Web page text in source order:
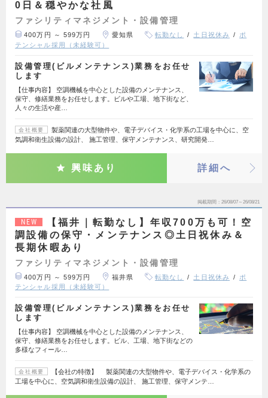
0日＆穏やかな社風
ファシリティマネジメント・設備管理
400万円 ～ 599万円 愛知県 転勤なし 土日祝休み
ポ
テンシャル採用（未経験可）
設備管理(ビルメンテナンス)業務をお任せ
します
【仕事内容】 空調機械を中心とした設備のメンテナンス、
保守、修繕業務をお任せします。ビルや工場、地下街など、
人々の生活や産…
会社概要
製薬関連の大型物件や、電子デバイス・化学系の工場を中心に、空
気調和衛生設備の設計、 施工管理、保守メンテナンス、研究開発…
興味あり 詳細へ
掲載期間 26/08/07～26/08/21
NEW
【福井｜転勤なし】年収700万も可！空
調設備の保守・メンテナンス◎土日祝休み＆
長期休暇あり
ファシリティマネジメント・設備管理
400万円 ～ 599万円 福井県 転勤なし 土日祝休み
ポ
テンシャル採用（未経験可）
設備管理(ビルメンテナンス)業務をお任せ
します
【仕事内容】 空調機械を中心とした設備のメンテナンス、
保守、修繕業務をお任せします。ビル、工場、地下街などの
多様なフィール…
会社概要
【会社の特徴】 製薬関連の大型物件や、電子デバイス・化学系の
工場を中心に、空気調和衛生設備の設計、 施工管理、保守メンテ…